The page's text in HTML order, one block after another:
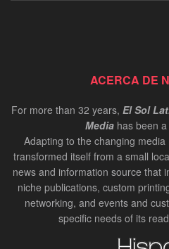
ACERCA DE
For more than 32 years, El Sol
Media has been
Adapting to the changing
transformed itself from a small
news and information source that
niche publications, custom
networking, and events and
specific needs of its